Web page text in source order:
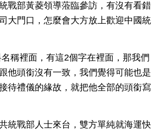
戰部黃菱領導蒞臨參訪，有沒有看錯
大門口，怎麼會大方放上歡迎中國統
稱裡面，有這2個字在裡面，那我們
他頭銜沒有一致，我們覺得可能也是
待禮儀的緣故，就把他全部的頭銜寫
統戰部人士來台，雙方單純就海運快